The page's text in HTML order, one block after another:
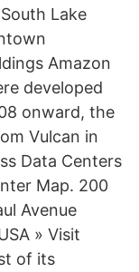
Lake
Amazon
developed
onward, the
Vulcan in
Data Centers
Map. 200
Avenue
» Visit
of its